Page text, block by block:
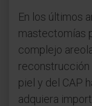
En los últimos
mastectomías
complejo
reconstrucción
piel y del CAP
adquiera